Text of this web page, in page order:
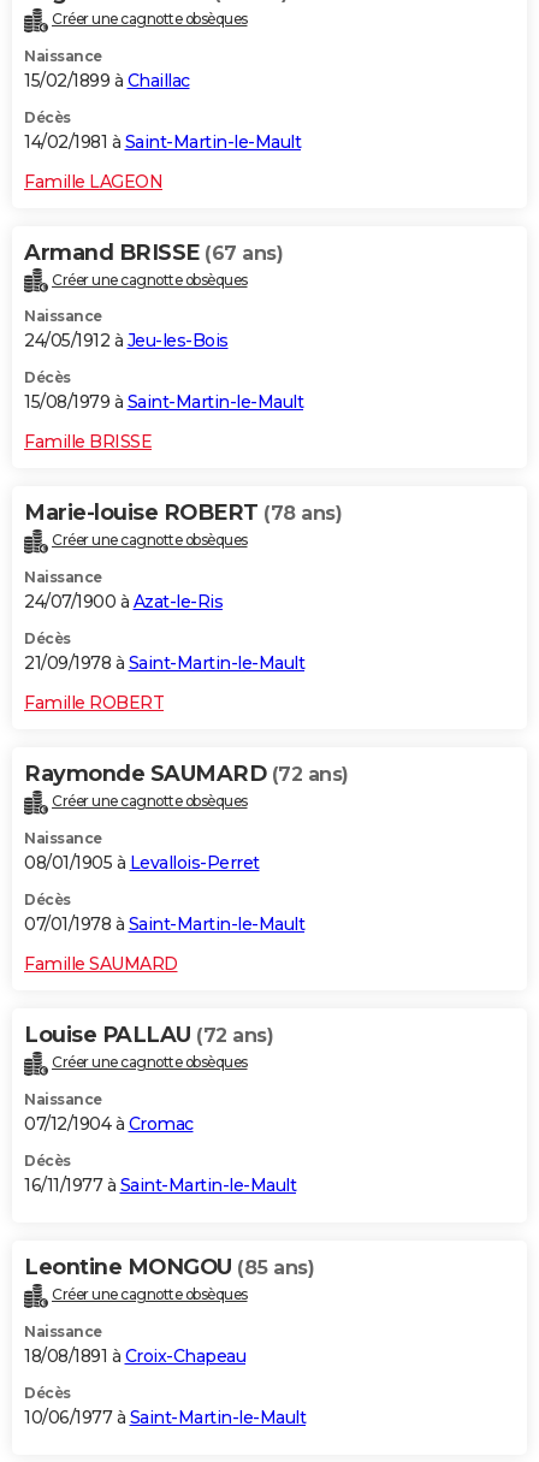
Créer une cagnotte obsèques
Naissance
15/02/1899 à Chaillac
Décès
14/02/1981 à Saint-Martin-le-Mault
Famille LAGEON
Armand BRISSE (67 ans)
Créer une cagnotte obsèques
Naissance
24/05/1912 à Jeu-les-Bois
Décès
15/08/1979 à Saint-Martin-le-Mault
Famille BRISSE
Marie-louise ROBERT (78 ans)
Créer une cagnotte obsèques
Naissance
24/07/1900 à Azat-le-Ris
Décès
21/09/1978 à Saint-Martin-le-Mault
Famille ROBERT
Raymonde SAUMARD (72 ans)
Créer une cagnotte obsèques
Naissance
08/01/1905 à Levallois-Perret
Décès
07/01/1978 à Saint-Martin-le-Mault
Famille SAUMARD
Louise PALLAU (72 ans)
Créer une cagnotte obsèques
Naissance
07/12/1904 à Cromac
Décès
16/11/1977 à Saint-Martin-le-Mault
Leontine MONGOU (85 ans)
Créer une cagnotte obsèques
Naissance
18/08/1891 à Croix-Chapeau
Décès
10/06/1977 à Saint-Martin-le-Mault